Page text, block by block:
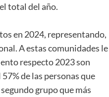
total del año.
en 2024, representando,
A estas comunidades le
respecto 2023 son
de las personas que
grupo que más